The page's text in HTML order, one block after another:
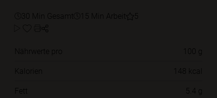
30 Min Gesamt 15 Min Arbeit 5
Nährwerte pro
100 g
Kalorien
148 kcal
Fett
5.4 g